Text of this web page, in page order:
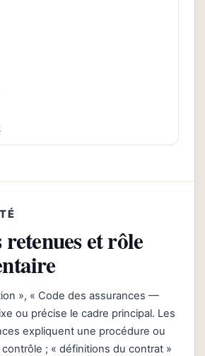
retenues et rôle
», « Code des assurances —
ou précise le cadre principal. Les
expliquent une procédure ou
; « définitions du contrat »